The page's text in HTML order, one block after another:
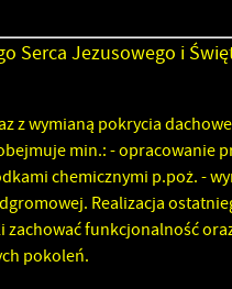
Serca Jezusowego i
z wymianą pokrycia
min.: - opracowanie
chemicznymi p.poż. -
Realizacja
funkcjonalność
pokoleń.